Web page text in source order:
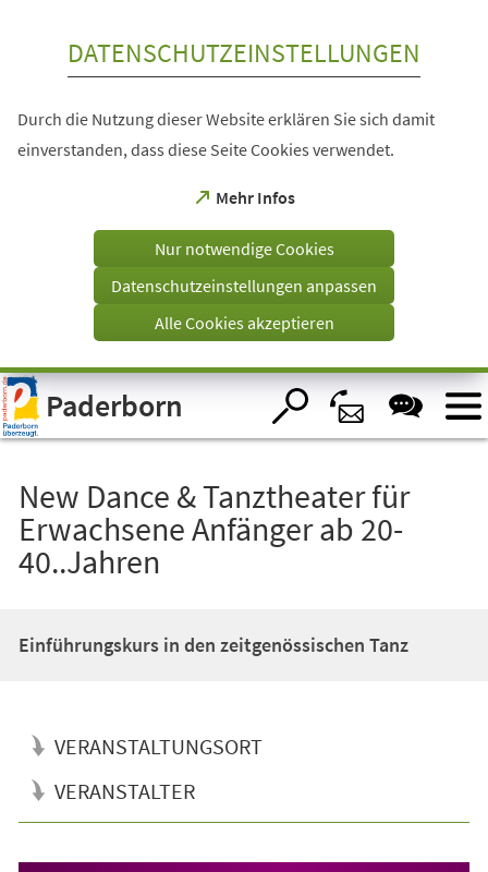
Visuelle
Assistenzsoftware
öffnen.
DATENSCHUTZEINSTELLUNGEN
Durch die Nutzung dieser Website erklären Sie sich damit
einverstanden, dass diese Seite Cookies verwendet.
Mehr Infos
(Öffnet
einem
Tab)
Nur notwendige Cookies
Datenschutzeinstellungen anpassen
Alle Cookies akzeptieren
Paderborn
New Dance & Tanztheater für
Erwachsene Anfänger ab 20-
40..Jahren
Einführungskurs in den zeitgenössischen Tanz
VERANSTALTUNGSORT
VERANSTALTER